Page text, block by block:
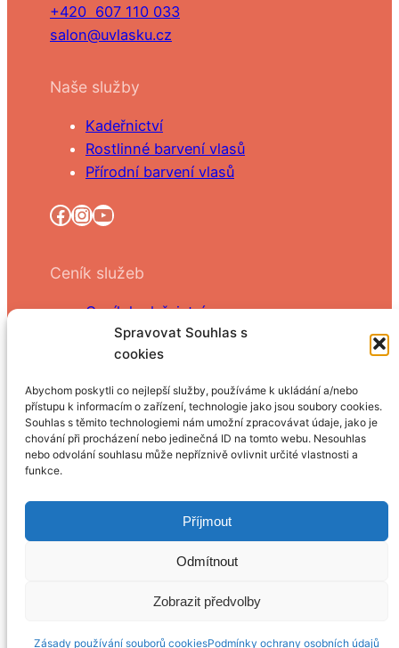
Spravovat Souhlas s
cookies
Abychom poskytli co nejlepší služby, používáme k ukládání a/nebo
přístupu k informacím o zařízení, technologie jako jsou soubory cookies.
Souhlas s těmito technologiemi nám umožní zpracovávat údaje, jako je
chování při procházení nebo jedinečná ID na tomto webu. Nesouhlas
nebo odvolání souhlasu může nepříznivě ovlivnit určité vlastnosti a
funkce.
Příjmout
Odmítnout
Zobrazit předvolby
Zásady používání souborů cookiesPodmínky ochrany osobních údajů
+420 607 110 033
salon@uvlasku.cz
Naše služby
Kadeřnictví
Rostlinné barvení vlasů
Přírodní barvení vlasů
Facebook InstagramYouTube
Ceník služeb
Ceník kadeřnictví
Ceník rostlinného barvení vlasů
Oblíbené na e-shopu
Šampony Davines
Rostlinné barvy na vlasy Otakar
Copyright 2023 Salon U Vlásku |Zásady
používání souborů cookies|Podmínky ochrany